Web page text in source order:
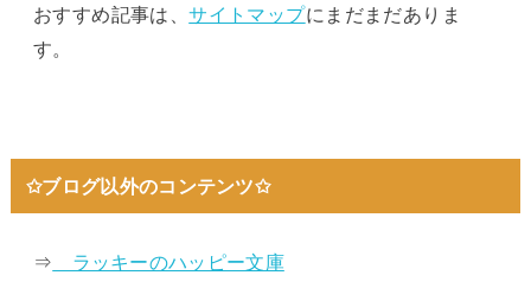
おすすめ記事は、サイトマップにまだまだありま
す。
✩ブログ以外のコンテンツ✩
⇒ ラッキーのハッピー文庫